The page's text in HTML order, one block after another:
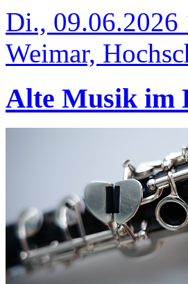
Di., 09.06.2026
Weimar,
Alte Musik im